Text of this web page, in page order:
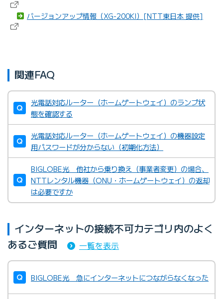
バージョンアップ情報（XG-200KI）[NTT東日本 提供]
関連FAQ
光電話対応ルーター（ホームゲートウェイ）のランプ状
態を確認する
光電話対応ルーター（ホームゲートウェイ）の機器設定
用パスワードが分からない（初期化方法）
BIGLOBE光 他社から乗り換え（事業者変更）の場合、
NTTレンタル機器（ONU・ホームゲートウェイ）の返却
は必要ですか
インターネットの接続不可カテゴリ内のよく
あるご質問
一覧を表示
BIGLOBE光 急にインターネットにつながらなくなった